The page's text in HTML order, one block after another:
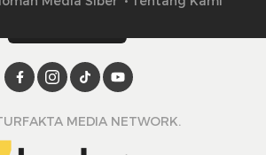
MEDIA NETWORK.